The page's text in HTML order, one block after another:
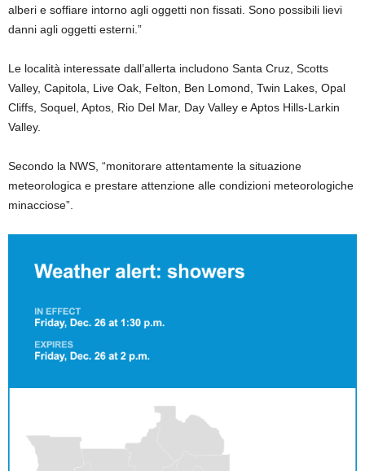
alberi e soffiare intorno agli oggetti non fissati. Sono possibili lievi
danni agli oggetti esterni.”
Le località interessate dall’allerta includono Santa Cruz, Scotts
Valley, Capitola, Live Oak, Felton, Ben Lomond, Twin Lakes, Opal
Cliffs, Soquel, Aptos, Rio Del Mar, Day Valley e Aptos Hills-Larkin
Valley.
Secondo la NWS, “monitorare attentamente la situazione
meteorologica e prestare attenzione alle condizioni meteorologiche
minacciose”.